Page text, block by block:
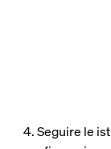
4. Seguire le